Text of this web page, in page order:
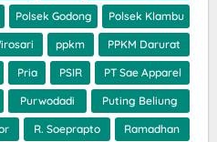
Polsek Godong Polsek Klambu
ppkm PPKM Darurat
Pria PSIR PT Sae Apparel
Purwodadi Puting Beliung
R. Soeprapto Ramadhan